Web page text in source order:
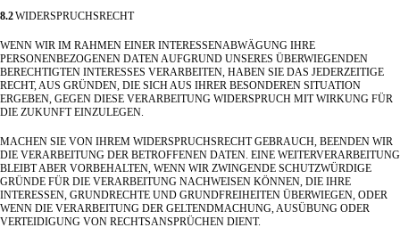
8.2WIDERSPRUCHSRECHT
WENN WIR IM RAHMEN EINER INTERESSENABWÄGUNG IHRE
PERSONENBEZOGENEN DATEN AUFGRUND UNSERES ÜBERWIEGENDEN
BERECHTIGTEN INTERESSES VERARBEITEN, HABEN SIE DAS JEDERZEITIGE
RECHT, AUS GRÜNDEN, DIE SICH AUS IHRER BESONDEREN SITUATION
ERGEBEN, GEGEN DIESE VERARBEITUNG WIDERSPRUCH MIT WIRKUNG FÜR
DIE ZUKUNFT EINZULEGEN.
MACHEN SIE VON IHREM WIDERSPRUCHSRECHT GEBRAUCH, BEENDEN WIR
DIE VERARBEITUNG DER BETROFFENEN DATEN. EINE WEITERVERARBEITUNG
BLEIBT ABER VORBEHALTEN, WENN WIR ZWINGENDE SCHUTZWÜRDIGE
GRÜNDE FÜR DIE VERARBEITUNG NACHWEISEN KÖNNEN, DIE IHRE
INTERESSEN, GRUNDRECHTE UND GRUNDFREIHEITEN ÜBERWIEGEN, ODER
WENN DIE VERARBEITUNG DER GELTENDMACHUNG, AUSÜBUNG ODER
VERTEIDIGUNG VON RECHTSANSPRÜCHEN DIENT.